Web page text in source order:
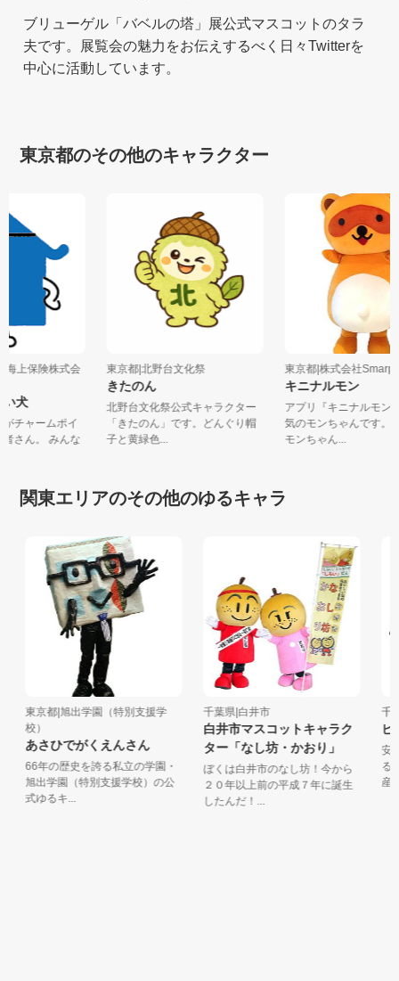
ブリューゲル「バベルの塔」展公式マスコットのタラ
夫です。展覧会の魅力をお伝えするべく日々Twitterを
中心に活動しています。
東京都のその他のキャラクター
海上保険株式会
い犬
がチャームポイ
者さん。 みんな
東京都|北野台文化祭
きたのん
北野台文化祭公式キャラクター
「きたのん」です。どんぐり帽
子と黄緑色...
東京都|株式会社
キニナルモン
アプリ『キニナルモ
気のモンちゃんです
モンちゃん...
関東エリアのその他のゆるキャラ
東京都|旭出学園（特別支援学
校）
あさひでがくえんさん
66年の歴史を誇る私立の学園・
旭出学園（特別支援学校）の公
式ゆるキ...
千葉県|白井市
白井市マスコットキャラク
ター「なし坊・かおり」
ぼくは白井市のなし坊！今から
２０年以上前の平成７年に誕生
したんだ！...
千
ピ
安
る
産